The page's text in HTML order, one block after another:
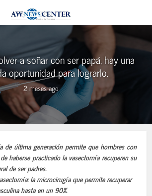
a soñar con ser papá, hay una
oportunidad para lograrlo.
2 meses ago
de última generación permite que hombres con
haberse practicado la vasectomía recuperen su
de ser padres.
la microcirugía que permite recuperar
hasta en un 90%.